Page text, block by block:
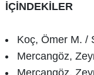
İÇİNDEKİLER
Koç, Ömer M. /
Mercangöz,